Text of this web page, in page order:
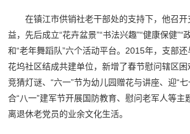
在镇江市供销社老干部处的支持下，他召
益，先后成立“花卉盆景”“书法兴趣”“健康保健”“
和“老年舞蹈队”六个活动平台。2015年，支部
花坞社区结成共建单位，新增了春节慰问辖区
竞猜灯谜、“六一”节为幼儿园赠花与讲座、迎“
合“八一”建军节开展国防教育、慰问老军人等主
离退休老党员的业余文化生活。